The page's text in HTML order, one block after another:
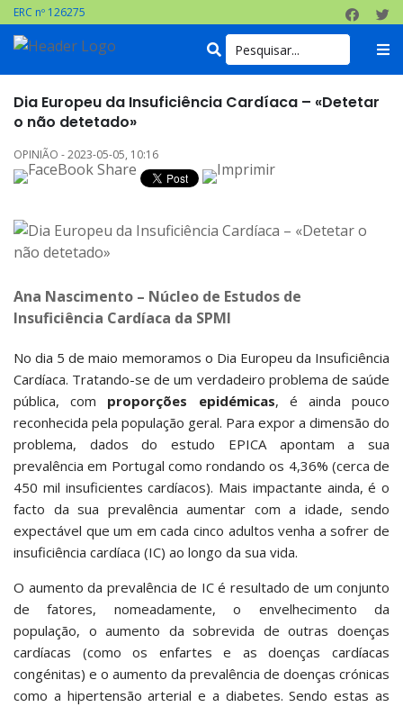
ERC nº 126275
Dia Europeu da Insuficiência Cardíaca – «Detetar
o não detetado»
OPINIÃO - 2023-05-05, 10:16
Ana Nascimento – Núcleo de Estudos de
Insuficiência Cardíaca da SPMI
No dia 5 de maio memoramos o Dia Europeu da Insuficiência
Cardíaca. Tratando-se de um verdadeiro problema de saúde
pública, com proporções epidémicas, é ainda pouco
reconhecida pela população geral. Para expor a dimensão do
problema, dados do estudo EPICA apontam a sua
prevalência em Portugal como rondando os 4,36% (cerca de
450 mil insuficientes cardíacos). Mais impactante ainda, é o
facto da sua prevalência aumentar com a idade, sendo
expectável que um em cada cinco adultos venha a sofrer de
insuficiência cardíaca (IC) ao longo da sua vida.
O aumento da prevalência de IC é resultado de um conjunto
de fatores, nomeadamente, o envelhecimento da
população, o aumento da sobrevida de outras doenças
cardíacas (como os enfartes e as doenças cardíacas
congénitas) e o aumento da prevalência de doenças crónicas
como a hipertensão arterial e a diabetes. Sendo estas as